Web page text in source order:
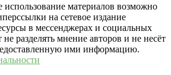
материалов возможно
на сетевое издание
в мессенджерах и социальных
разделять мнение авторов и не несёт
ими информацию.